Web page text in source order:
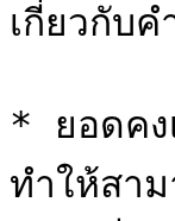
เกี่ยวกับ
* ยอดคง
ทำให้สา